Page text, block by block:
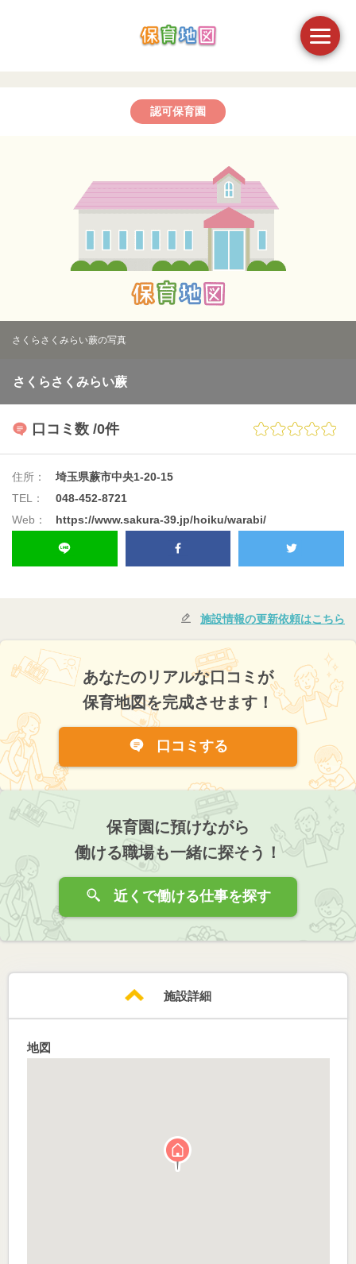
認可保育園
さくらさくみらい蕨の写真
さくらさくみらい蕨
口コミ数 /0件
住所：
埼玉県蕨市中央1-20-15
TEL：
048-452-8721
Web：
https://www.sakura-39.jp/hoiku/warabi/
施設情報の更新依頼はこちら
あなたのリアルな口コミが
保育地図を完成させます！
口コミする
保育園に預けながら
働ける職場も一緒に探そう！
近くで働ける仕事を探す
施設詳細
地図